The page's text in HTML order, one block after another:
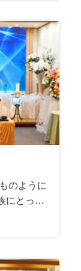
とうとさ
ご本人様
族様のお
のように
にとって
事実を
した。